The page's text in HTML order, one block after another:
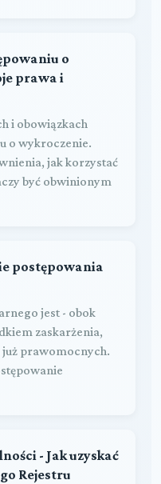
o
prawa i
i obowiązkach
o wykroczenie.
jak korzystać
być obwinionym
postępowania
jest - obok
zaskarżenia,
już prawomocnych.
- Jak uzyskać
Rejestru